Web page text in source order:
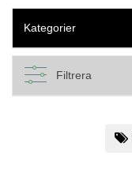
Register Sign In
Kategorier
Filtrera